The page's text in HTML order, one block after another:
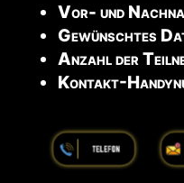
Vor- und
Gewünschtes
Anzahl der
Kontakt-